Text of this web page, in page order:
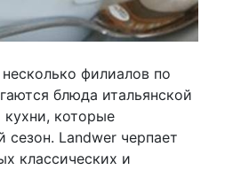
филиалов по
блюда итальянской
которые
Landwer черпает
классических и